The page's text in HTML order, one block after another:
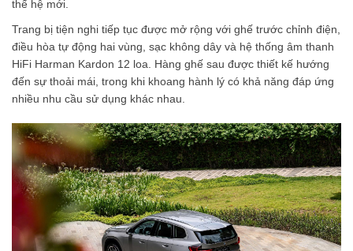
thế hệ mới.
Trang bị tiện nghi tiếp tục được mở rộng với ghế trước chỉnh điện,
điều hòa tự động hai vùng, sạc không dây và hệ thống âm thanh
HiFi Harman Kardon 12 loa. Hàng ghế sau được thiết kế hướng
đến sự thoải mái, trong khi khoang hành lý có khả năng đáp ứng
nhiều nhu cầu sử dụng khác nhau.